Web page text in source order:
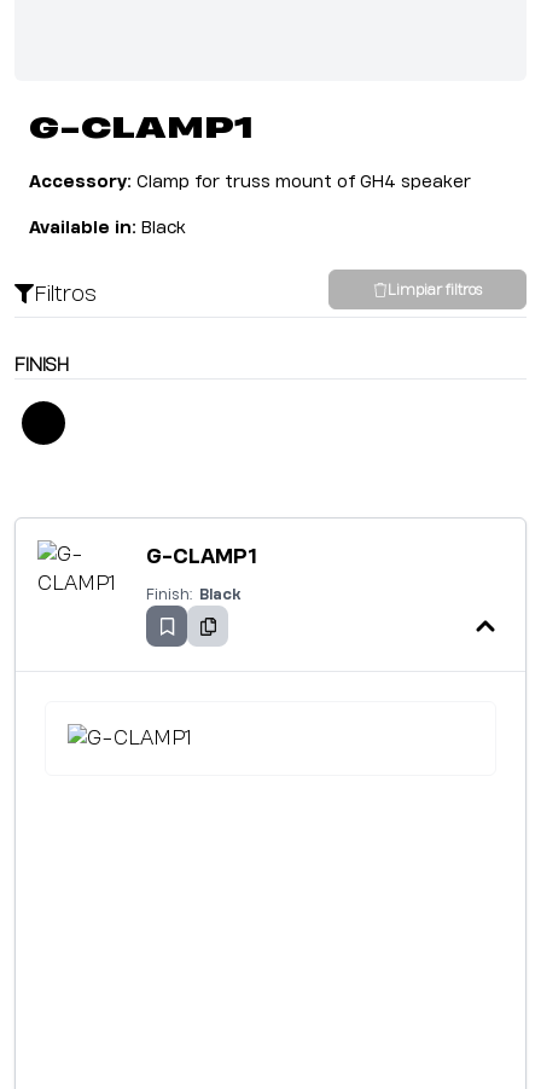
G-CLAMP1
Accessory: Clamp for truss mount of GH4 speaker
Available in: Black
Filtros Limpiar filtros
FINISH
G-CLAMP1
Finish: Black